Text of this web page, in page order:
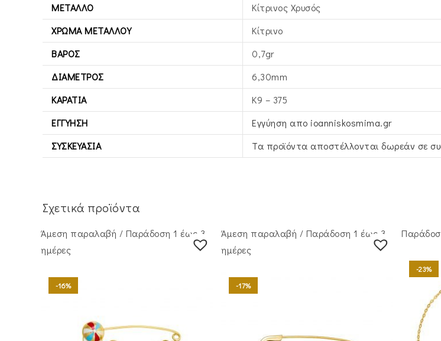
ΜΈΤΑΛΛΟ
Κίτρινος Xρυσός
ΧΡΏΜΑ ΜΕΤΆΛΛΟΥ
Κίτρινο
ΒΆΡΟΣ
0,7gr
ΔΙΆΜΕΤΡΟΣ
6,30mm
ΚΑΡΆΤΙΑ
Κ9 – 375
ΕΓΓΎΗΣΗ
Εγγύηση απο ioanniskosmima.gr
ΣΥΣΚΕΥΑΣΊΑ
Τα προϊόντα αποστέλλονται δωρεάν σε
Σχετικά προϊόντα
Άμεση παραλαβή / Παράδoση 1 έως 3
ημέρες
-16%
Άμεση παραλαβή / Παράδoση 1 έως 3
ημέρες
-17%
-23%